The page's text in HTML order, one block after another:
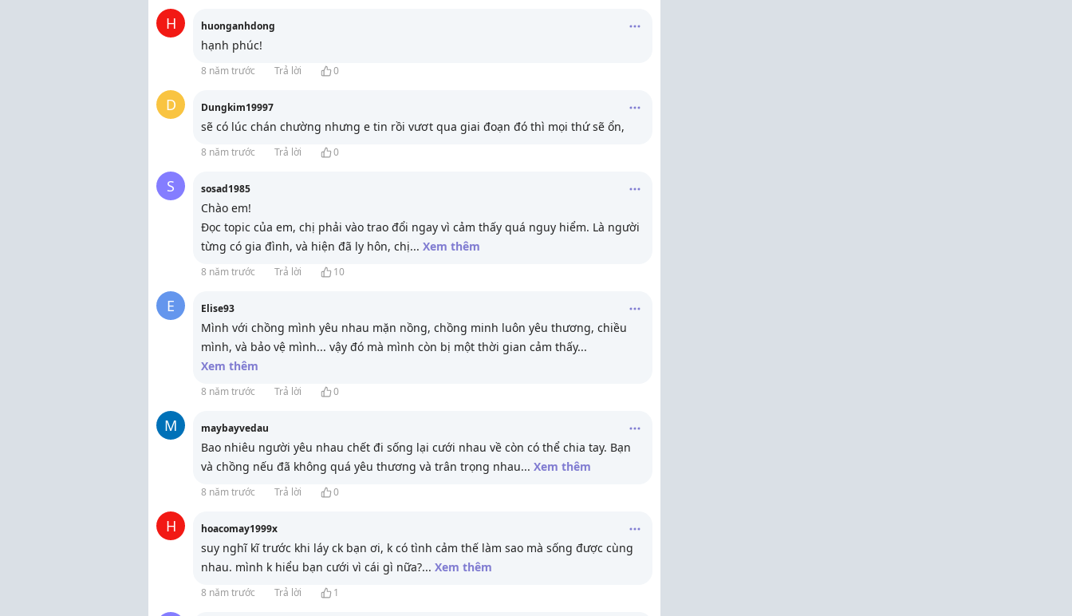
H huonganhdong
hạnh phúc!
8 năm trước Trả lời 0
D Dungkim19997
sẽ có lúc chán chường nhưng e tin rồi vươt qua giai đoạn đó thì mọi thứ sẽ ổn,
8 năm trước Trả lời 0
S sosad1985
Chào em!
Đọc topic của em, chị phải vào trao đổi ngay vì cảm thấy quá nguy hiểm. Là người
từng có gia đình, và hiện đã ly hôn, chị... Xem thêm
8 năm trước Trả lời 10
E Elise93
Mình với chồng mình yêu nhau mặn nồng, chồng minh luôn yêu thương, chiều
mình, và bảo vệ mình... vậy đó mà mình còn bị một thời gian cảm thấy...
Xem thêm
8 năm trước Trả lời 0
M maybayvedau
Bao nhiêu người yêu nhau chết đi sống lại cưới nhau về còn có thể chia tay. Bạn
và chồng nếu đã không quá yêu thương và trân trọng nhau... Xem thêm
8 năm trước Trả lời 0
H hoacomay1999x
suy nghĩ kĩ trước khi láy ck bạn ơi, k có tình cảm thế làm sao mà sống được cùng
nhau. mình k hiểu bạn cưới vì cái gì nữa?... Xem thêm
8 năm trước Trả lời 1